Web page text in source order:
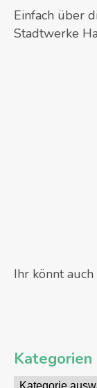
Einfach über
Stadtwerke
Ihr könnt
Kategorien